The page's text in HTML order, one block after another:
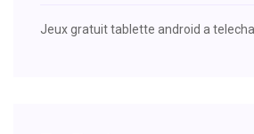
Jeux gratuit tablette android a